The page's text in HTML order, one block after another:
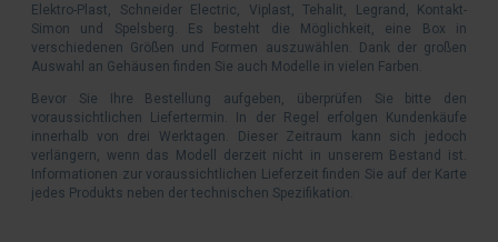
Elektro-Plast, Schneider Electric, Viplast, Tehalit, Legrand, Kontakt-
Simon und Spelsberg. Es besteht die Möglichkeit, eine Box in
verschiedenen Größen und Formen auszuwählen. Dank der großen
Auswahl an Gehäusen finden Sie auch Modelle in vielen Farben.
Bevor Sie Ihre Bestellung aufgeben, überprüfen Sie bitte den
voraussichtlichen Liefertermin. In der Regel erfolgen Kundenkäufe
innerhalb von drei Werktagen. Dieser Zeitraum kann sich jedoch
verlängern, wenn das Modell derzeit nicht in unserem Bestand ist.
Informationen zur voraussichtlichen Lieferzeit finden Sie auf der Karte
jedes Produkts neben der technischen Spezifikation.